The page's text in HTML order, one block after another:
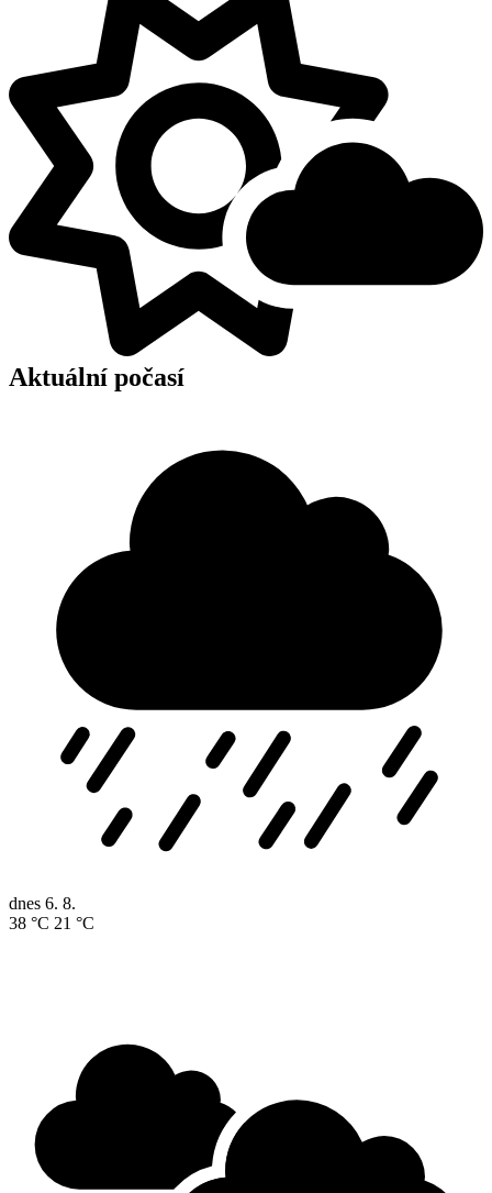
Aktuální počasí
dnes 6. 8.
38 °C 21 °C